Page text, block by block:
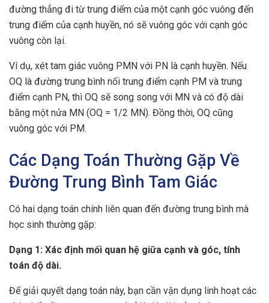
đường thẳng đi từ trung điểm của một cạnh góc vuông đến
trung điểm của cạnh huyền, nó sẽ vuông góc với cạnh góc
vuông còn lại.
Ví dụ, xét tam giác vuông PMN với PN là cạnh huyền. Nếu
OQ là đường trung bình nối trung điểm cạnh PM và trung
điểm cạnh PN, thì OQ sẽ song song với MN và có độ dài
bằng một nửa MN (OQ = 1/2 MN). Đồng thời, OQ cũng
vuông góc với PM.
Các Dạng Toán Thường Gặp Về
Đường Trung Bình Tam Giác
Có hai dạng toán chính liên quan đến đường trung bình mà
học sinh thường gặp:
Dạng 1: Xác định mối quan hệ giữa cạnh và góc, tính
toán độ dài.
Để giải quyết dạng toán này, bạn cần vận dụng linh hoạt các